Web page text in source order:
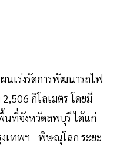
นเร่งรัดการพัฒนารถไฟ
2,506 กิโลเมตร โดยมี
นที่จังหวัดลพบุรี ได้แก่
งเทพฯ - พิษณุโลก ระยะ